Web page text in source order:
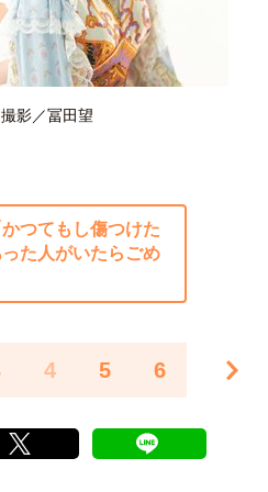
影／冨田望
つてもし傷つけた
た人がいたらごめ
4 5 6